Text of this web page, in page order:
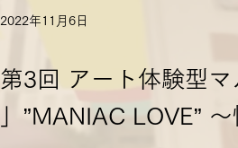
2022年11月6日
第3回 アート体験型
」”MANIAC LOVE”